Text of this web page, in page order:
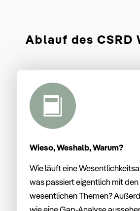
Ablauf des CSRD
Wieso, Weshalb, Warum?
Wie läuft eine
was passiert eigentlich mit
wesentlichen Themen?